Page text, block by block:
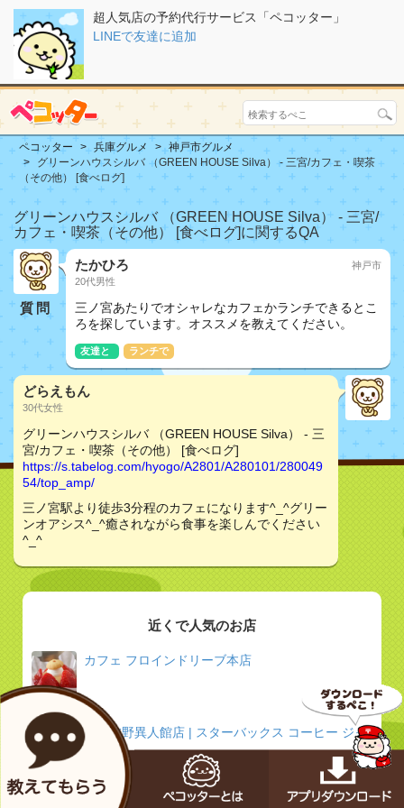
超人気店の予約代行サービス「ペコッター」
LINEで友達に追加
ペコッター 兵庫グルメ
神戸市グルメ
グリーンハウスシルバ （GREEN HOUSE Silva） - 三宮/カフェ・喫茶
（その他） [食べログ]
グリーンハウスシルバ （GREEN HOUSE Silva） - 三宮/
カフェ・喫茶（その他） [食べログ]に関するQA
質問
たかひろ
20代男性
神戸市
三ノ宮あたりでオシャレなカフェかランチできるとこ
ろを探しています。オススメを教えてください。
友達と ランチで
どらえもん
30代女性
グリーンハウスシルバ （GREEN HOUSE Silva） - 三
宮/カフェ・喫茶（その他） [食べログ]
https://s.tabelog.com/hyogo/A2801/A280101/280049
54/top_amp/
三ノ宮駅より徒歩3分程のカフェになります^_^グリー
ンオアシス^_^癒されながら食事を楽しんでください
^_^
近くで人気のお店
カフェ フロインドリーブ本店
神戸北野異人館店 | スターバックス コーヒー ジャ
鉄板焼 ねいろ